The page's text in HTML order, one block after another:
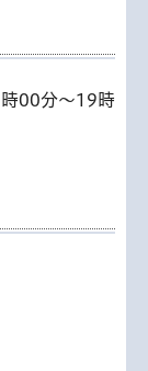
00分～19時